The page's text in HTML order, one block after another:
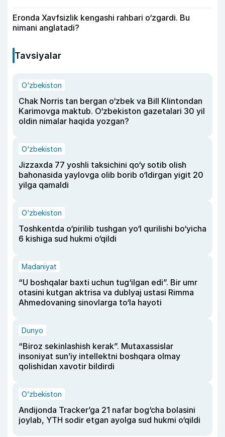
Eronda Xavfsizlik kengashi rahbari o‘zgardi. Bu
nimani anglatadi?
Tavsiyalar
O‘zbekiston
Chak Norris tan bergan o‘zbek va Bill Klintondan
Karimovga maktub. O‘zbekiston gazetalari 30 yil
oldin nimalar haqida yozgan?
O‘zbekiston
Jizzaxda 77 yoshli taksichini qo‘y sotib olish
bahonasida yaylovga olib borib o‘ldirgan yigit 20
yilga qamaldi
O‘zbekiston
Toshkentda o‘pirilib tushgan yo‘l qurilishi bo‘yicha
6 kishiga sud hukmi o‘qildi
Madaniyat
“U boshqalar baxti uchun tug‘ilgan edi”. Bir umr
otasini kutgan aktrisa va dublyaj ustasi Rimma
Ahmedovaning sinovlarga to‘la hayoti
Dunyo
“Biroz sekinlashish kerak”. Mutaxassislar
insoniyat sun’iy intellektni boshqara olmay
qolishidan xavotir bildirdi
O‘zbekiston
Andijonda Tracker’ga 21 nafar bog‘cha bolasini
joylab, YTH sodir etgan ayolga sud hukmi o‘qildi